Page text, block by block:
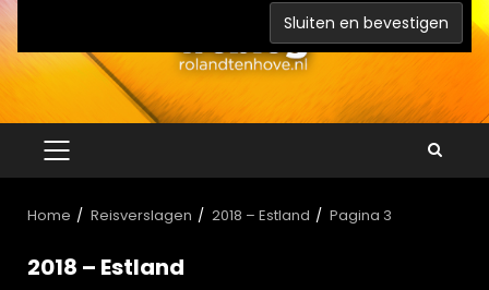
PRIMAIR
MENU
Home Reisverslagen 2018 – Estland Pagina 3
2018 – Estland